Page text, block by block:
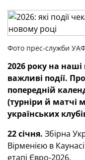
Фото прес-служби
2026 року на
важливі події.
попередній
(турніри й матчі
українських
22 січня. Збірна
Вірменією в
етапі Євро-2026.